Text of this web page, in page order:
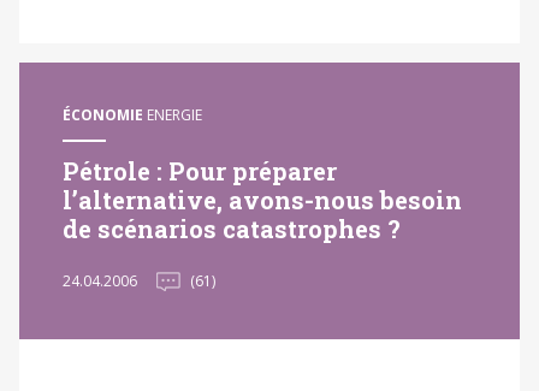
ÉCONOMIE ENERGIE
Pétrole : Pour préparer
l’alternative, avons-nous besoin
de scénarios catastrophes ?
24.04.2006 (61)